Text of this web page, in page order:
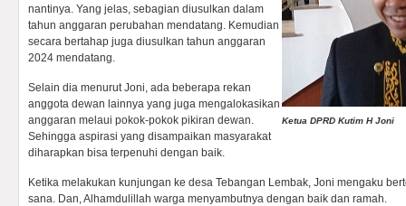
Ketua DPRD Kutim H Joni
nantinya. Yang jelas, sebagian diusulkan dalam
tahun anggaran perubahan mendatang. Kemudian
secara bertahap juga diusulkan tahun anggaran
2024 mendatang.
Selain dia menurut Joni, ada beberapa rekan
anggota dewan lainnya yang juga mengalokasikan
anggaran melaui pokok-pokok pikiran dewan.
Sehingga aspirasi yang disampaikan masyarakat
diharapkan bisa terpenuhi dengan baik.
Ketika melakukan kunjungan ke desa Tebangan Lembak, Joni mengaku
sana. Dan, Alhamdulillah warga menyambutnya dengan baik dan ramah.